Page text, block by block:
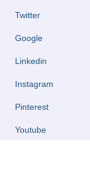
Twitter
Google
Linkedin
Instagram
Pinterest
Youtube